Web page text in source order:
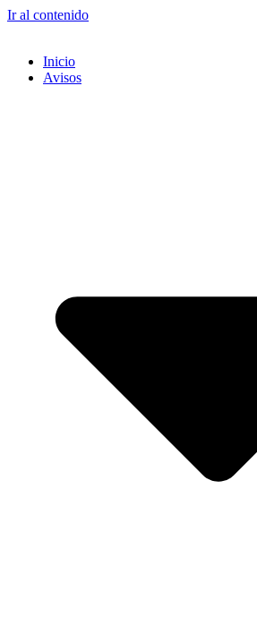
Ir al contenido
Inicio
Avisos